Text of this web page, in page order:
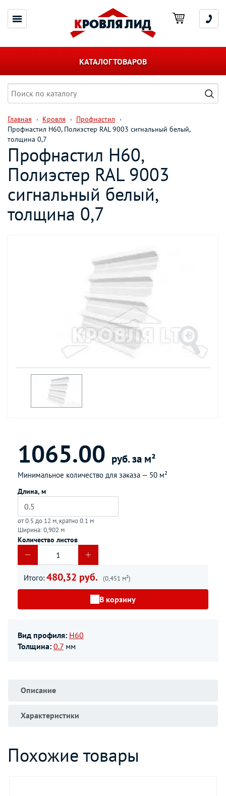
КАТАЛОГ ТОВАРОВ
Главная Кровля
Профнастил
Профнастил Н60, Полиэстер RAL 9003 сигнальный белый,
толщина 0,7
Профнастил Н60,
Полиэстер RAL 9003
сигнальный белый,
толщина 0,7
1065.00 руб. за м²
Минимальное количество для заказа — 50 м²
Длина, м
от 0.5 до 12 м, кратно 0.1 м
Ширина: 0,902 м
Количество листов
Итого: 480,32 руб. (0,451 м²)
В корзину
Вид профиля: Н60
Толщина: 0.7 мм
Описание
Характеристики
Похожие товары